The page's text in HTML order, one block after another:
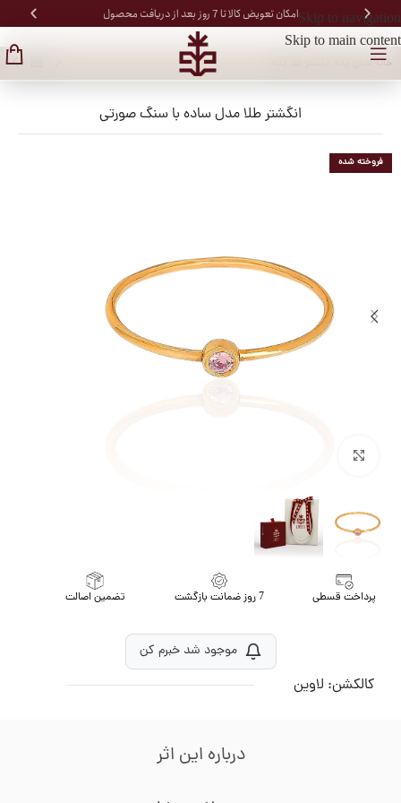
Skip to navigation
Skip to main content
امکان تعویض کالا تا 7 روز بعد از دریافت محصول
خانه/طلای زنانه
فروخته شده
انگشتر طلا مدل ساده با سنگ صورتی
پرداخت قسطی 7 روز ضمانت بازگشت تضمین اصالت
موجود شد خبرم کن
کالکشن: لاوین
درباره این اثر